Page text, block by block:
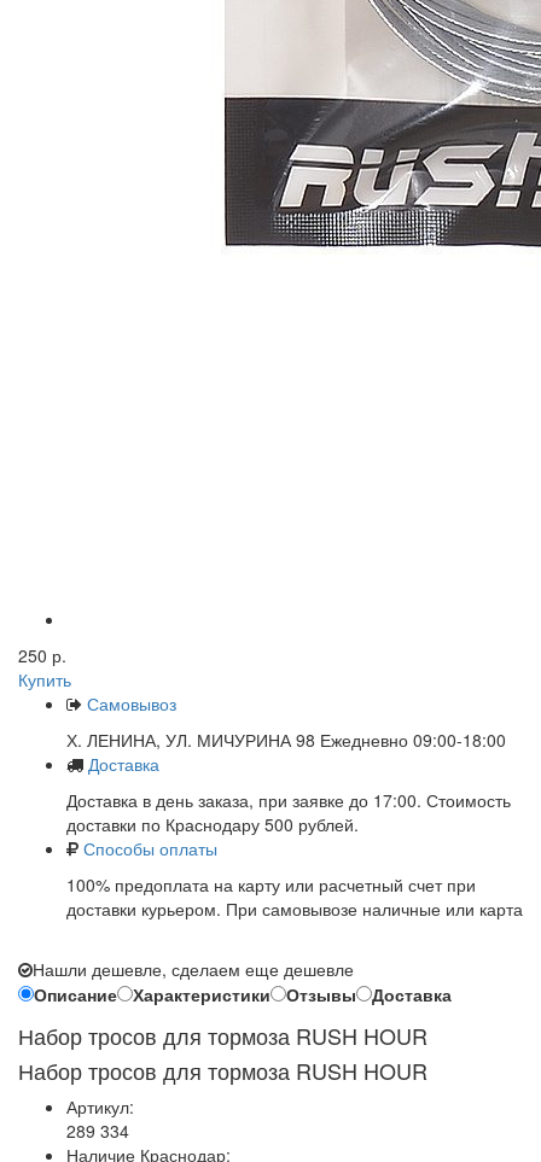
250 р.
Купить
Самовывоз
Х. ЛЕНИНА, УЛ. МИЧУРИНА 98 Ежедневно 09:00-18:00
Доставка
Доставка в день заказа, при заявке до 17:00. Стоимость
доставки по Краснодару 500 рублей.
Способы оплаты
100% предоплата на карту или расчетный счет при
доставки курьером. При самовывозе наличные или карта
Нашли дешевле, сделаем еще дешевле
Описание
Характеристики Отзывы Доставка
Набор тросов для тормоза RUSH HOUR
Набор тросов для тормоза RUSH HOUR
Артикул:
289 334
Наличие Краснодар: